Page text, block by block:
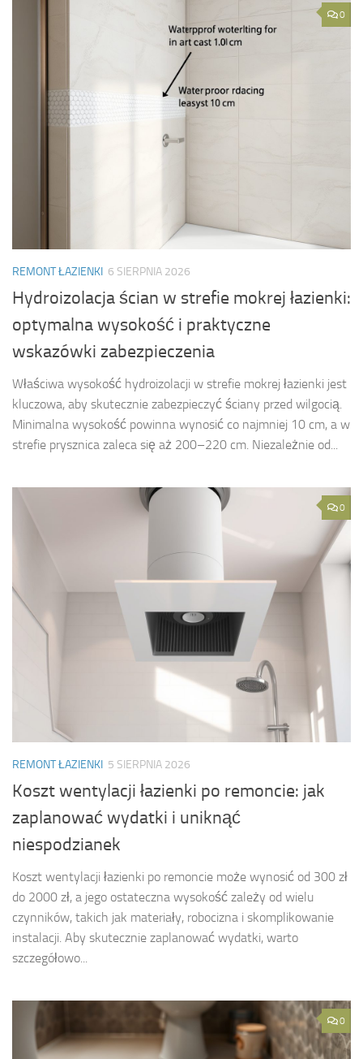
0
REMONT ŁAZIENKI 6 SIERPNIA 2026
Hydroizolacja ścian w strefie mokrej łazienki:
optymalna wysokość i praktyczne
wskazówki zabezpieczenia
Właściwa wysokość hydroizolacji w strefie mokrej łazienki jest
kluczowa, aby skutecznie zabezpieczyć ściany przed wilgocią.
Minimalna wysokość powinna wynosić co najmniej 10 cm, a w
strefie prysznica zaleca się aż 200–220 cm. Niezależnie od...
0
REMONT ŁAZIENKI 5 SIERPNIA 2026
Koszt wentylacji łazienki po remoncie: jak
zaplanować wydatki i uniknąć
niespodzianek
Koszt wentylacji łazienki po remoncie może wynosić od 300 zł
do 2000 zł, a jego ostateczna wysokość zależy od wielu
czynników, takich jak materiały, robocizna i skomplikowanie
instalacji. Aby skutecznie zaplanować wydatki, warto
szczegółowo...
0